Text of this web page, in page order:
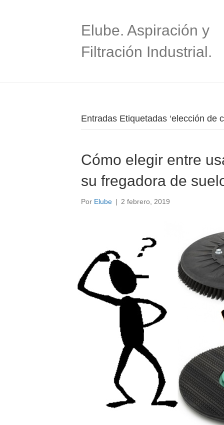
Elube. Aspiración y
Filtración Industrial.
Entradas Etiquetadas ‘elección de
Cómo elegir entre
su fregadora de
Por Elube | 2 febrero, 2019